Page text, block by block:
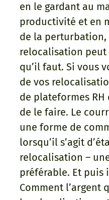
en le gardant au
productivité et en
de la perturbation,
relocalisation peut
qu’il faut. Si vous
de vos
de plateformes
de le faire. Le
une forme de
lorsqu’il s’agit
relocalisation –
préférable. Et puis
Comment l’argent